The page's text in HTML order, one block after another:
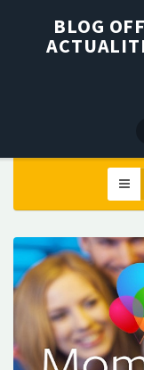
BLOG